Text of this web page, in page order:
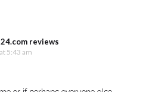
reviews
5:43 am